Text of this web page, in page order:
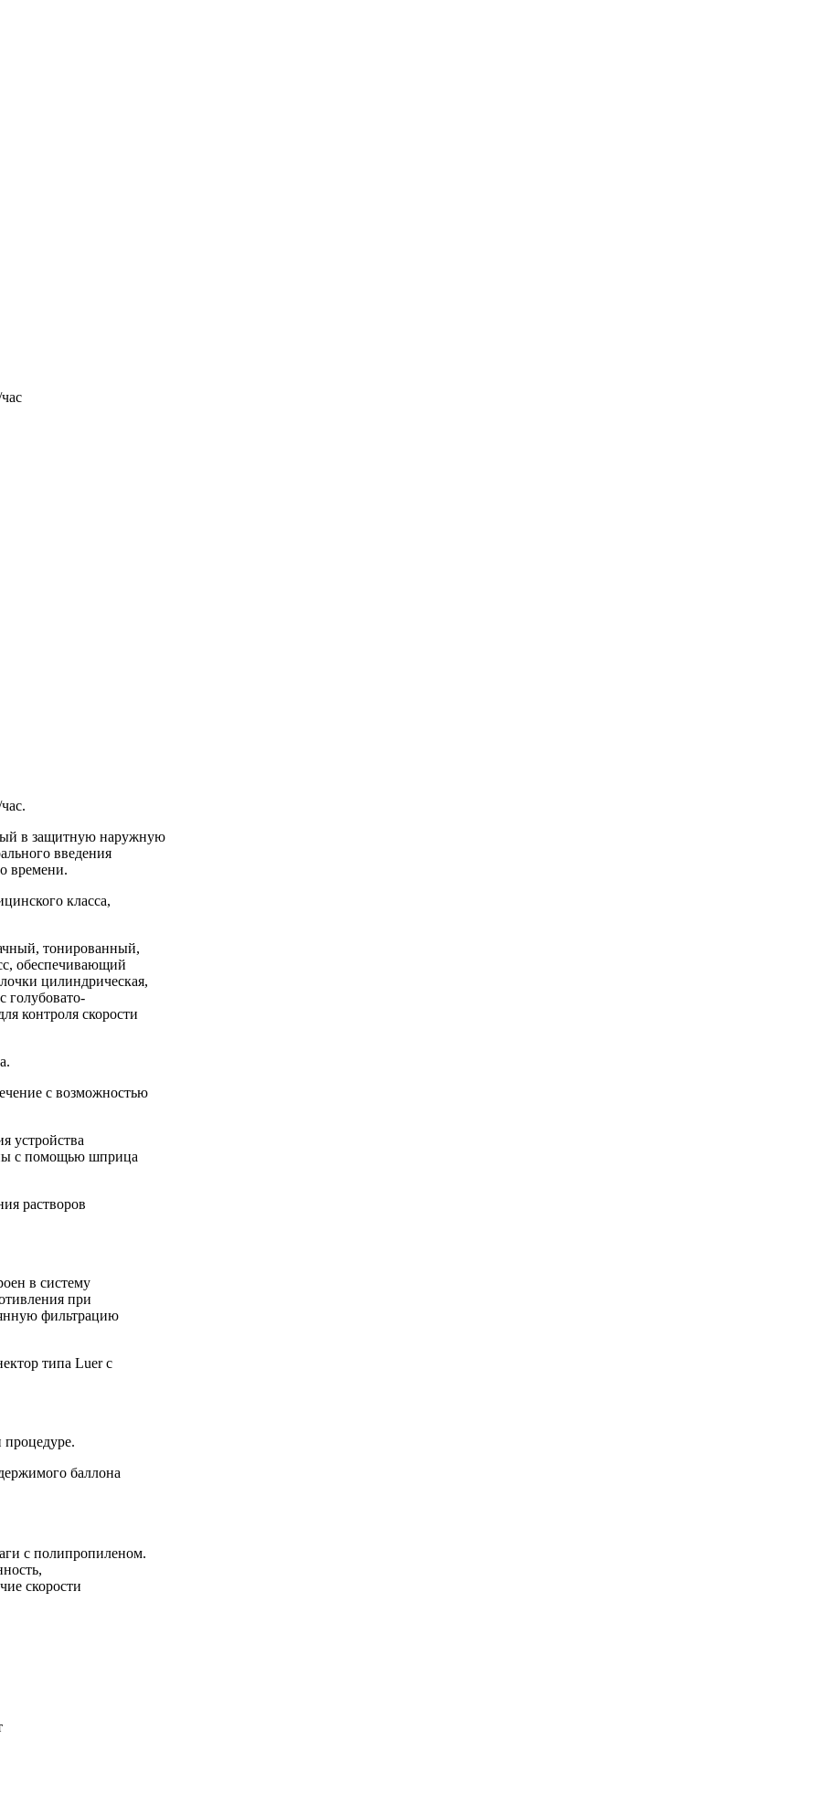
в защитную наружную
введения
времени.
класса,
тонированный,
обеспечивающий
цилиндрическая,
голубовато-
контроля скорости
с возможностью
устройства
с помощью шприца
растворов
в систему
при
фильтрацию
типа Luer с
баллона
с полипропиленом.
скорости